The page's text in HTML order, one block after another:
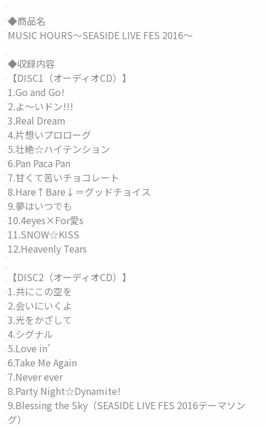
◆商品名
MUSIC HOURS～SEASIDE LIVE FES 2016～
◆収録内容
【DISC1（オーディオCD）】
1.Go and Go!
2.よ〜いドン!!!
3.Real Dream
4.片想いプロローグ
5.壮絶☆ハイテンション
6.Pan Paca Pan
7.甘くて苦いチョコレート
8.Hare↑Bare↓＝グッドチョイス
9.夢はいつでも
10.4eyes×For愛s
11.SNOW☆KISS
12.Heavenly Tears
【DISC2（オーディオCD）】
1.共にこの空を
2.会いにいくよ
3.光をかざして
4.シグナル
5.Love in’
6.Take Me Again
7.Never ever
8.Party Night☆Dynamite!
9.Blessing the Sky（SEASIDE LIVE FES 2016テーマソン
グ）